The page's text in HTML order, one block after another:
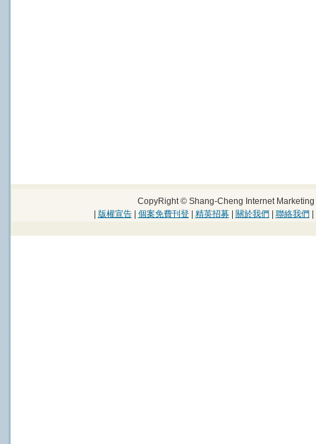
CopyRight © Shang-Cheng Internet
版權宣告| 個案免費刊登| 精英招募| 關於我們 聯絡我們